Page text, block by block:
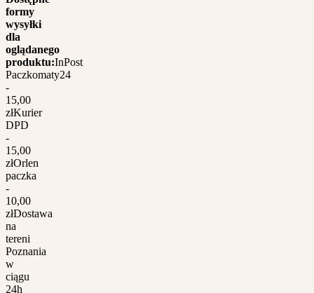
formy
wysyłki
dla
oglądanego
produktu:InPost
Paczkomaty24
-
15,00
złKurier
DPD
-
15,00
złOrlen
paczka
-
10,00
złDostawa
na
tereni
Poznania
w
ciągu
24h